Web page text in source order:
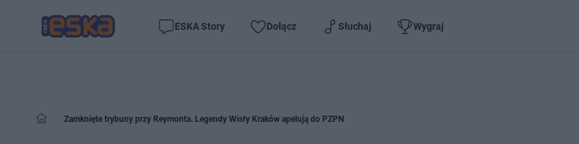
ESKA Story Dołącz Słuchaj Wygraj
Zamknięte trybuny przy Reymonta. Legendy Wisły Kraków apelują do PZPN